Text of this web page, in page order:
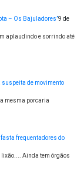
– Os Bajuladores”9 de
aplaudindo e sorrindo até
de movimento
mesma porcaria
frequentadores do
lixão.... Ainda tem órgãos